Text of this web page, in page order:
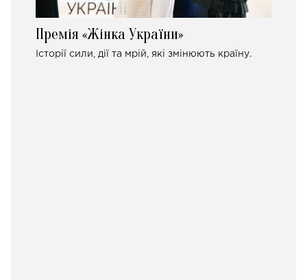
Премія «Жінка України»
Історії сили, дії та мрій, які змінюють країну.